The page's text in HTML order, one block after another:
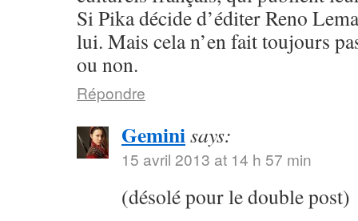
Si Pika décide d’éditer Reno
lui. Mais cela n’en fait toujours
ou non.
Répondre
Geminisays:
15 avril 2013 at 14 h 57 min
(désolé pour le double post)